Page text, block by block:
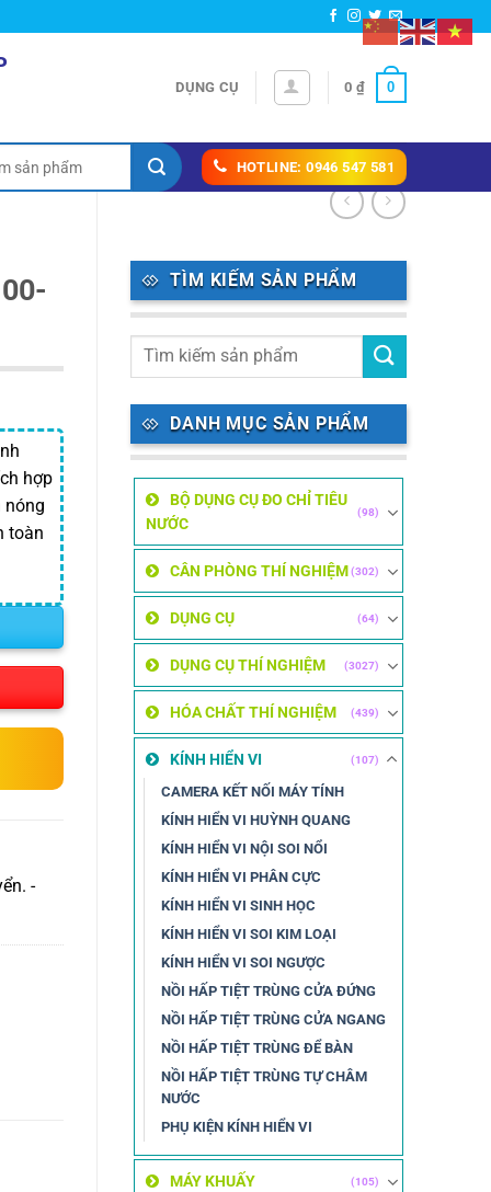
DỤNG CỤ 0 ₫ 0
HOTLINE: 0946 547 581
TÌM KIẾM SẢN PHẨM
DANH MỤC SẢN PHẨM
BỘ DỤNG CỤ ĐO CHỈ TIÊU
NƯỚC
(98)
CÂN PHÒNG THÍ NGHIỆM (302)
DỤNG CỤ (64)
DỤNG CỤ THÍ NGHIỆM (3027)
HÓA CHẤT THÍ NGHIỆM (439)
KÍNH HIỂN VI (107)
CAMERA KẾT NỐI MÁY TÍNH
KÍNH HIỂN VI HUỲNH QUANG
KÍNH HIỂN VI NỘI SOI NỔI
KÍNH HIỂN VI PHÂN CỰC
KÍNH HIỂN VI SINH HỌC
KÍNH HIỂN VI SOI KIM LOẠI
KÍNH HIỂN VI SOI NGƯỢC
NỒI HẤP TIỆT TRÙNG CỬA ĐỨNG
NỒI HẤP TIỆT TRÙNG CỬA NGANG
NỒI HẤP TIỆT TRÙNG ĐỂ BÀN
NỒI HẤP TIỆT TRÙNG TỰ CHÂM
NƯỚC
PHỤ KIỆN KÍNH HIỂN VI
MÁY KHUẤY (105)
hợp
nóng
toàn
-